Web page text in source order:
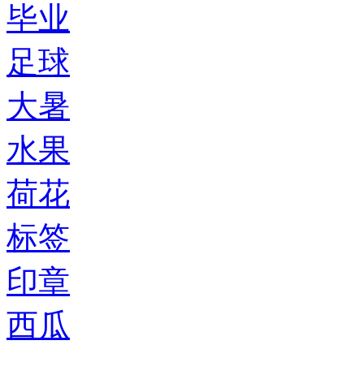
毕业
足球
大暑
水果
荷花
标签
印章
西瓜